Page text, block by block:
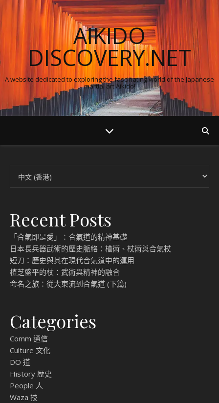
AIKIDO
DISCOVERY.NET
A website dedicated to exploring the fascinating world of the Japanese
martial art Aikido!
Recent Posts
「合氣即是愛」：合氣道的精神基礎
日本長兵器武術的歷史脈絡：槍術、杖術與合氣杖
短刀：歷史與其在現代合氣道中的運用
植芝盛平的杖：武術與精神的融合
命名之旅：從大東流到合氣道 (下篇)
Categories
Comm 通信
Culture 文化
DO 道
History 歴史
People 人
Waza 技